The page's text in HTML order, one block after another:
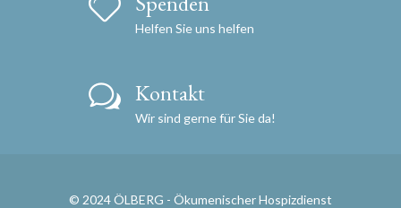
Helfen Sie uns helfen
Kontakt
Wir sind gerne für Sie da!
© 2024 ÖLBERG - Ökumenischer Hospizdienst